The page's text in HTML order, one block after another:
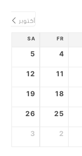
أكتوبر
FR
SA
4
5
11
12
18
19
25
26
2
3